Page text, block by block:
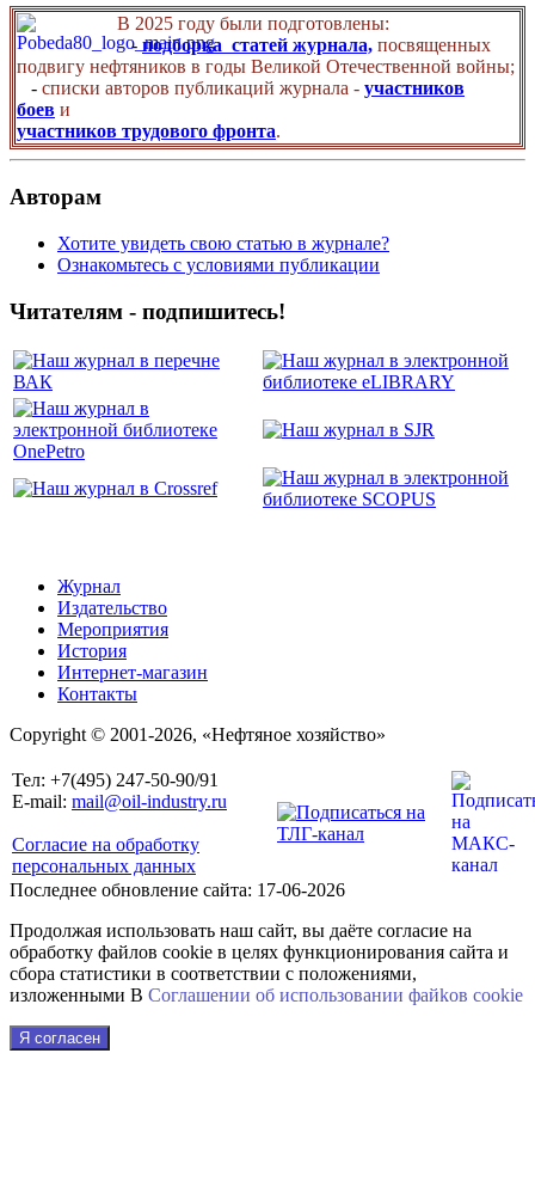
В 2025 году были подготовлены:
- подборка статей журнала, посвященных
подвигу нефтяников в годы Великой Отечественной войны;
- списки авторов публикаций журнала - участников
боев и
участников трудового фронта.
Авторам
Хотите увидеть свою статью в журнале?
Ознакомьтесь с условиями публикации
Читателям - подпишитесь!
Журнал
Издательство
Мероприятия
История
Интернет-магазин
Контакты
Copyright © 2001-2026, «Нефтяное хозяйство»
Тел: +7(495) 247-50-90/91
E-mail: mail@oil-industry.ru
Согласие на обработку
персональных данных
Последнее обновление сайта: 17-06-2026
Продолжая использовать наш сайт, вы даёте согласие на
обработку файлов cookie в целях функционирования сайта и
сбора статистики в соответствии с положениями,
изложенными В Соглашении об использовании файkов cookie
Я согласен